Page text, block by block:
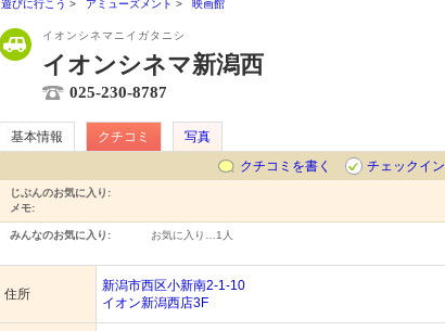
遊びに行こう アミューズメント 映画館
イオンシネマニイガタニシ
イオンシネマ新潟西
025-230-8787
基本情報 クチコミ
写真
クチコミを書く
チェックイン
じぶんのお気に入り:
メモ:
みんなのお気に入り: お気に入り… 1人
住所
新潟市西区小新南2-1-10
イオン新潟西店3F